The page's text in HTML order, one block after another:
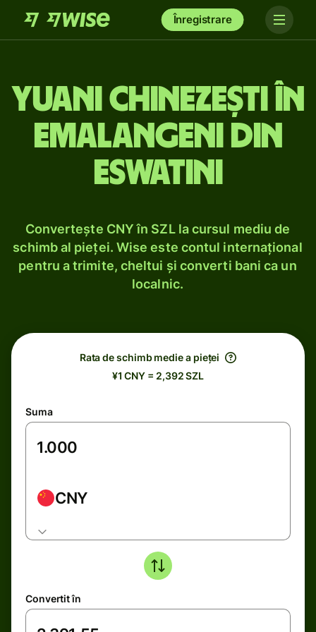
Înregistrare
Yuani chinezești în
emalangeni din
Eswatini
Convertește CNY în SZL la cursul mediu de
schimb al pieței. Wise este contul internațional
pentru a trimite, cheltui și converti bani ca un
localnic.
Rata de schimb medie a pieței
¥1 CNY = 2,392 SZL
Suma
CNY
Convertit în